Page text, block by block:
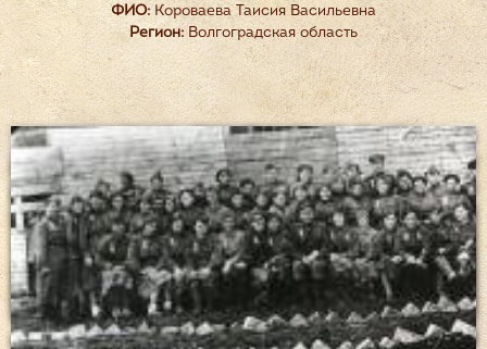
ФИО: Короваева Таисия Васильевна
Регион: Волгоградская область